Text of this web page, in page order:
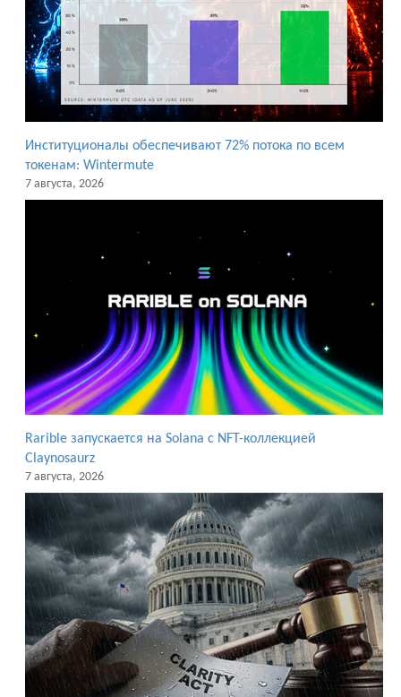
Институционалы обеспечивают 72% потока по всем
токенам: Wintermute
7 августа, 2026
Rarible запускается на Solana с NFT-коллекцией
Claynosaurz
7 августа, 2026